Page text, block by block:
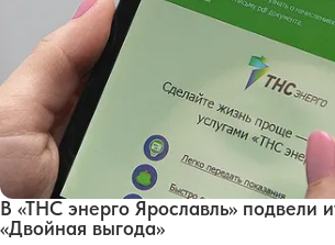
В «ТНС энерго Ярославль» подвели
«Двойная выгода»